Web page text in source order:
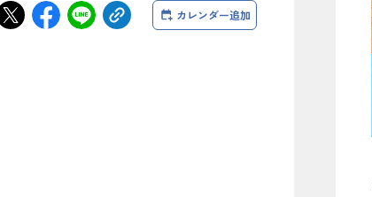
カレンダー追加